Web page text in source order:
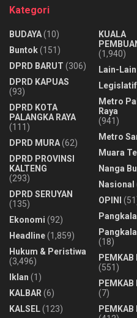
Kategori
BUDAYA(10)
Buntok(151)
DPRD BARUT (306)
DPRD KAPUAS
(93)
DPRD KOTA
PALANGKA RAYA
(111)
DPRD MURA(62)
DPRD PROVINSI
KALTENG
(293)
DPRD SERUYAN
(135)
Ekonomi (92)
Headline(1,859)
Hukum & Peristiwa
(3,496)
Iklan (1)
KALBAR (6)
KALSEL(123)
KUALA
(1,940)
Lain-Lain
Legislatif
Metro
Raya
(941)
Metro
Muara
Nanga
Nasional
OPINI
(18)
PEMKAB
(551)
PEMKAB
(7)
PEMKAB